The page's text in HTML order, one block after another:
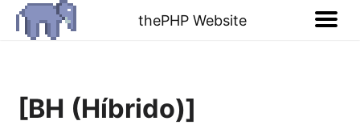
thePHP Website
[BH (Híbrido)]